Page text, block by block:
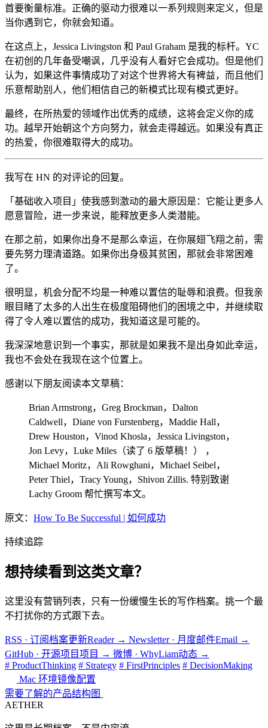
首要衡量标准。正确的驱动力很难以一系列规则来定义，但是
当你遇到它，你就会知道。
在这点上，Jessica Livingston 和 Paul Graham 是我的标杆。YC
在初创的几年备受嘲讽，几乎没有人看好它会成功。但是他们
认为，如果这件事情成功了对这个世界将大有裨益，而且他们
乐意帮助别人，他们相信自己的新模式比现有模式更好。
最终，在所热爱的领域作出优秀的成绩，这将会定义你的成
功。越早开始朝这个方向努力，就会走得越远。如果没有真正
的热爱，你很难取得大的成功。
我写在 HN 的对评论的回复。
「基础收入项目」使我感到激动的最大原因是：它能让更多人
愿意冒险，进一步来说，能释放更多人类潜能。
在那之前，如果你出身不是那么幸运，在你展翅飞翔之前，需
要先努力理清道路。如果你出身极其贫困，那就会非常困难
了。
很明显，机会分配不均是一种难以置信的耻辱和浪费。但我亲
眼目睹了太多的人出生在极度阻碍他们的困境之中，并继续取
得了令人难以置信的成功，我知道这是可能的。
我深深地意识到一个事实，那就是如果我不是出身如此幸运，
我也不会处在我现在这个位置上。
感谢以下朋友阅读本文草稿：
Brian Armstrong，Greg Brockman，Dalton
Caldwell，Diane von Furstenberg，Maddie Hall，
Drew Houston，Vinod Khosla，Jessica Livingston，
Jon Levy，Luke Miles（读了 6 版草稿！） ，
Michael Moritz，Ali Rowghani，Michael Seibel，
Peter Thiel，Tracy Young，Shivon Zillis. 特别致谢
Lachy Groom 帮忙撰写本文。
原文： How To Be Successful | 如何成功
持续追踪
想持续看到这类文章？
这里没有营销列表，只有一份缓慢生长的写作档案。挑一个最
不打扰你的方式跟下去。
RSS · 订阅档案更新Reader → Newsletter · 月度邮件Email →
GitHub · 开源项目项目 → 微博 · WhyLiam动态 →
# ProductThinking # Strategy # FirstPrinciples # DecisionMaking
Mac 环境镜像配置
需要了解的产品结构图
AETHER